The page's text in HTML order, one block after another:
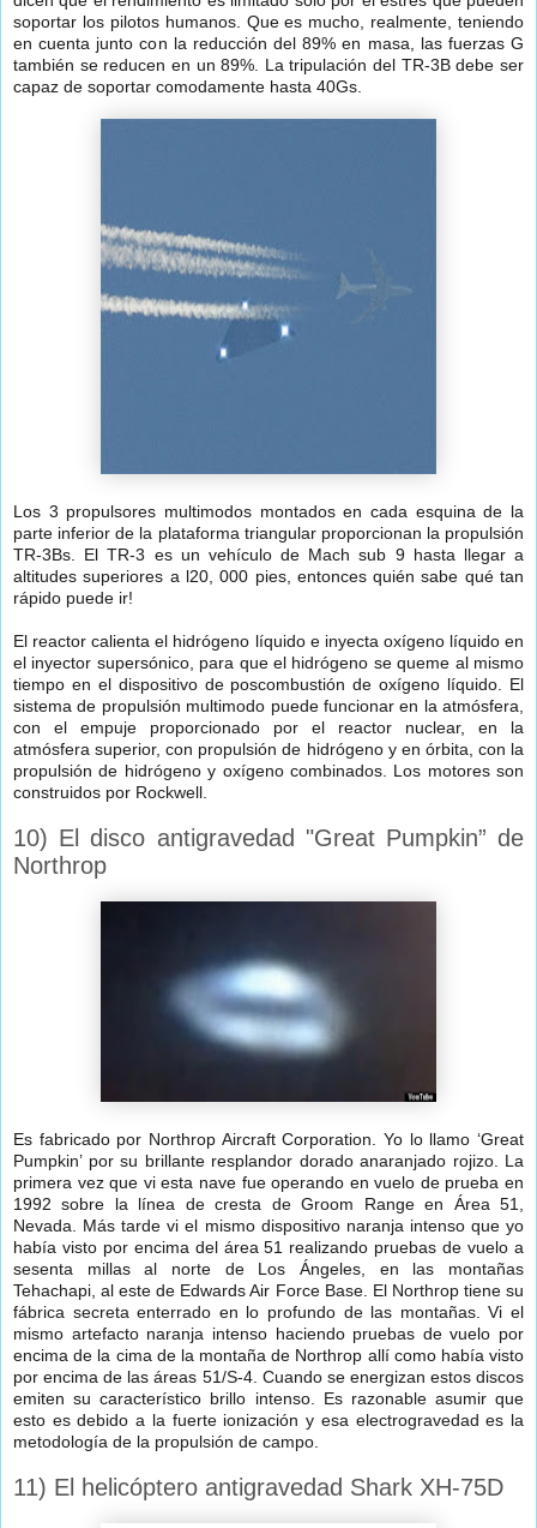
soportar los pilotos humanos. Que es mucho, realmente, teniendo
en cuenta junto con la reducción del 89% en masa, las fuerzas G
también se reducen en un 89%. La tripulación del TR-3B debe ser
capaz de soportar comodamente hasta 40Gs.
Los 3 propulsores multimodos montados en cada esquina de la
parte inferior de la plataforma triangular proporcionan la propulsión
TR-3Bs. El TR-3 es un vehículo de Mach sub 9 hasta llegar a
altitudes superiores a l20, 000 pies, entonces quién sabe qué tan
rápido puede ir!
El reactor calienta el hidrógeno líquido e inyecta oxígeno líquido en
el inyector supersónico, para que el hidrógeno se queme al mismo
tiempo en el dispositivo de poscombustión de oxígeno líquido. El
sistema de propulsión multimodo puede funcionar en la atmósfera,
con el empuje proporcionado por el reactor nuclear, en la
atmósfera superior, con propulsión de hidrógeno y en órbita, con la
propulsión de hidrógeno y oxígeno combinados. Los motores son
construidos por Rockwell.
10) El disco antigravedad "Great Pumpkin” de
Northrop
Es fabricado por Northrop Aircraft Corporation. Yo lo llamo ‘Great
Pumpkin’ por su brillante resplandor dorado anaranjado rojizo. La
primera vez que vi esta nave fue operando en vuelo de prueba en
1992 sobre la línea de cresta de Groom Range en Área 51,
Nevada. Más tarde vi el mismo dispositivo naranja intenso que yo
había visto por encima del área 51 realizando pruebas de vuelo a
sesenta millas al norte de Los Ángeles, en las montañas
Tehachapi, al este de Edwards Air Force Base. El Northrop tiene su
fábrica secreta enterrado en lo profundo de las montañas. Vi el
mismo artefacto naranja intenso haciendo pruebas de vuelo por
encima de la cima de la montaña de Northrop allí como había visto
por encima de las áreas 51/S-4. Cuando se energizan estos discos
emiten su característico brillo intenso. Es razonable asumir que
esto es debido a la fuerte ionización y esa electrogravedad es la
metodología de la propulsión de campo.
11) El helicóptero antigravedad Shark XH-75D